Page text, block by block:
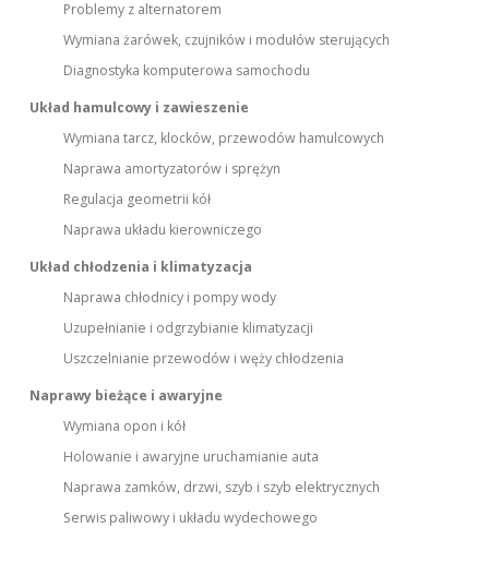
Problemy z alternatorem
Wymiana żarówek, czujników i modułów sterujących
Diagnostyka komputerowa samochodu
Układ hamulcowy i zawieszenie
Wymiana tarcz, klocków, przewodów hamulcowych
Naprawa amortyzatorów i sprężyn
Regulacja geometrii kół
Naprawa układu kierowniczego
Układ chłodzenia i klimatyzacja
Naprawa chłodnicy i pompy wody
Uzupełnianie i odgrzybianie klimatyzacji
Uszczelnianie przewodów i węży chłodzenia
Naprawy bieżące i awaryjne
Wymiana opon i kół
Holowanie i awaryjne uruchamianie auta
Naprawa zamków, drzwi, szyb i szyb elektrycznych
Serwis paliwowy i układu wydechowego